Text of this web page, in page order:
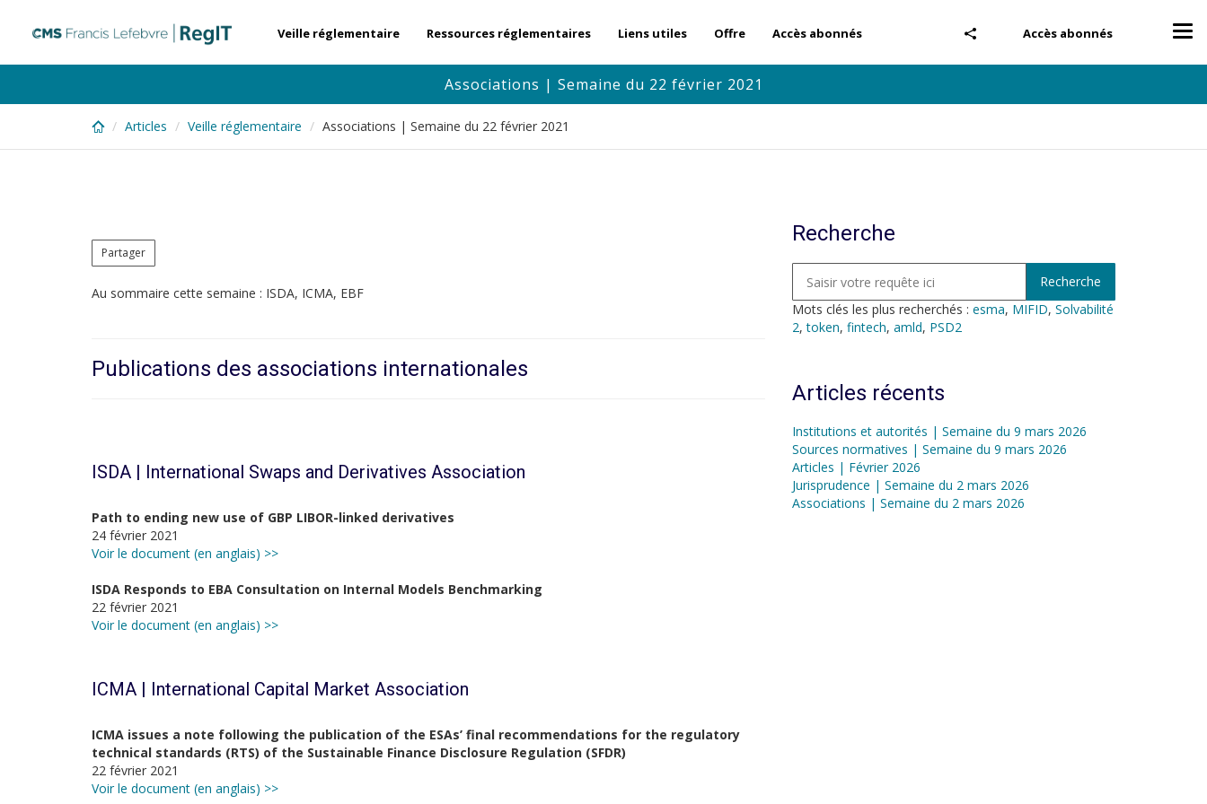
content
Accès abonnés
Veille réglementaire Ressources réglementaires Liens utiles Offre Accès abonnés
Associations | Semaine du 22 février 2021
Articles Veille réglementaire Associations | Semaine du 22 février 2021
Partager
Au sommaire cette semaine : ISDA, ICMA, EBF
Publications des associations internationales
ISDA | International Swaps and Derivatives Association
Path to ending new use of GBP LIBOR-linked derivatives
24 février 2021
Voir le document (en anglais) >>
ISDA Responds to EBA Consultation on Internal Models Benchmarking
22 février 2021
Voir le document (en anglais) >>
ICMA | International Capital Market Association
ICMA issues a note following the publication of the ESAs’ final recommendations for the regulatory
technical standards (RTS) of the Sustainable Finance Disclosure Regulation (SFDR)
22 février 2021
Voir le document (en anglais) >>
Recherche
Mots clés les plus recherchés : esma, MIFID, Solvabilité
2,token, fintech, amld, PSD2
Articles récents
Institutions et autorités | Semaine du 9 mars 2026
Sources normatives | Semaine du 9 mars 2026
Articles | Février 2026
Jurisprudence | Semaine du 2 mars 2026
Associations | Semaine du 2 mars 2026